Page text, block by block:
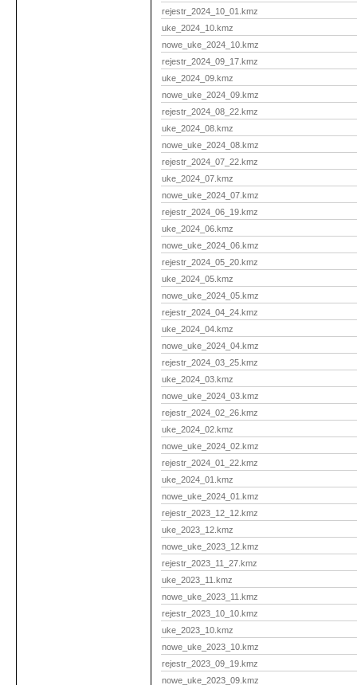
rejestr_2024_10_01.kmz
uke_2024_10.kmz
nowe_uke_2024_10.kmz
rejestr_2024_09_17.kmz
uke_2024_09.kmz
nowe_uke_2024_09.kmz
rejestr_2024_08_22.kmz
uke_2024_08.kmz
nowe_uke_2024_08.kmz
rejestr_2024_07_22.kmz
uke_2024_07.kmz
nowe_uke_2024_07.kmz
rejestr_2024_06_19.kmz
uke_2024_06.kmz
nowe_uke_2024_06.kmz
rejestr_2024_05_20.kmz
uke_2024_05.kmz
nowe_uke_2024_05.kmz
rejestr_2024_04_24.kmz
uke_2024_04.kmz
nowe_uke_2024_04.kmz
rejestr_2024_03_25.kmz
uke_2024_03.kmz
nowe_uke_2024_03.kmz
rejestr_2024_02_26.kmz
uke_2024_02.kmz
nowe_uke_2024_02.kmz
rejestr_2024_01_22.kmz
uke_2024_01.kmz
nowe_uke_2024_01.kmz
rejestr_2023_12_12.kmz
uke_2023_12.kmz
nowe_uke_2023_12.kmz
rejestr_2023_11_27.kmz
uke_2023_11.kmz
nowe_uke_2023_11.kmz
rejestr_2023_10_10.kmz
uke_2023_10.kmz
nowe_uke_2023_10.kmz
rejestr_2023_09_19.kmz
nowe_uke_2023_09.kmz